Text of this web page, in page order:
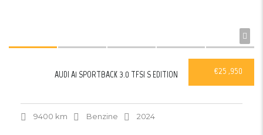
€25 ,950
AUDI A1 SPORTBACK 3.0 TFSI S EDITION
9400 km Benzine 2024